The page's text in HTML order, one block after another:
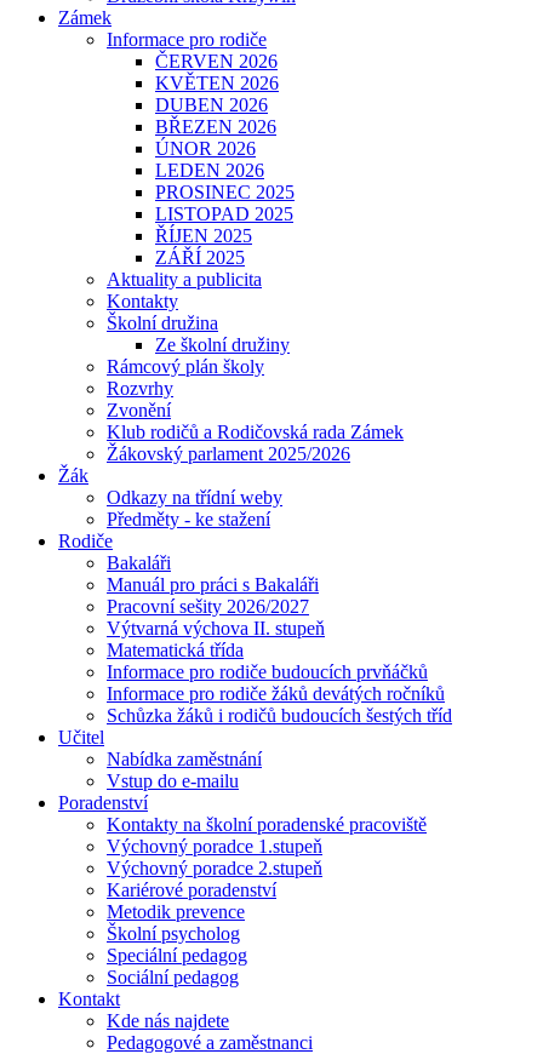
Zámek
Informace pro rodiče
ČERVEN 2026
KVĚTEN 2026
DUBEN 2026
BŘEZEN 2026
ÚNOR 2026
LEDEN 2026
PROSINEC 2025
LISTOPAD 2025
ŘÍJEN 2025
ZÁŘÍ 2025
Aktuality a publicita
Kontakty
Školní družina
Ze školní družiny
Rámcový plán školy
Rozvrhy
Zvonění
Klub rodičů a Rodičovská rada Zámek
Žákovský parlament 2025/2026
Žák
Odkazy na třídní weby
Předměty - ke stažení
Rodiče
Bakaláři
Manuál pro práci s Bakaláři
Pracovní sešity 2026/2027
Výtvarná výchova II. stupeň
Matematická třída
Informace pro rodiče budoucích prvňáčků
Informace pro rodiče žáků devátých ročníků
Schůzka žáků i rodičů budoucích šestých tříd
Učitel
Nabídka zaměstnání
Vstup do e-mailu
Poradenství
Kontakty na školní poradenské pracoviště
Výchovný poradce 1.stupeň
Výchovný poradce 2.stupeň
Kariérové poradenství
Metodik prevence
Školní psycholog
Speciální pedagog
Sociální pedagog
Kontakt
Kde nás najdete
Pedagogové a zaměstnanci